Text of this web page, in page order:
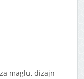
maglu, dizajn